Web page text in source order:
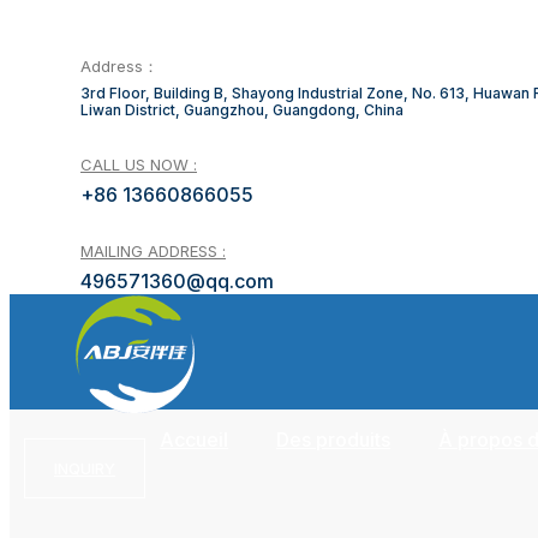
Address：
3rd Floor, Building B, Shayong Industrial Zone, No. 613, Huawan
Liwan District, Guangzhou, Guangdong, China
CALL US NOW :
+86 13660866055
MAILING ADDRESS :
496571360@qq.com